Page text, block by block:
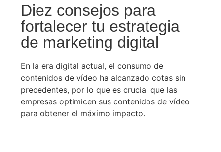
Diez consejos para
fortalecer tu estrategia
de marketing digital
En la era digital actual, el consumo de
contenidos de vídeo ha alcanzado cotas sin
precedentes, por lo que es crucial que las
empresas optimicen sus contenidos de vídeo
para obtener el máximo impacto.